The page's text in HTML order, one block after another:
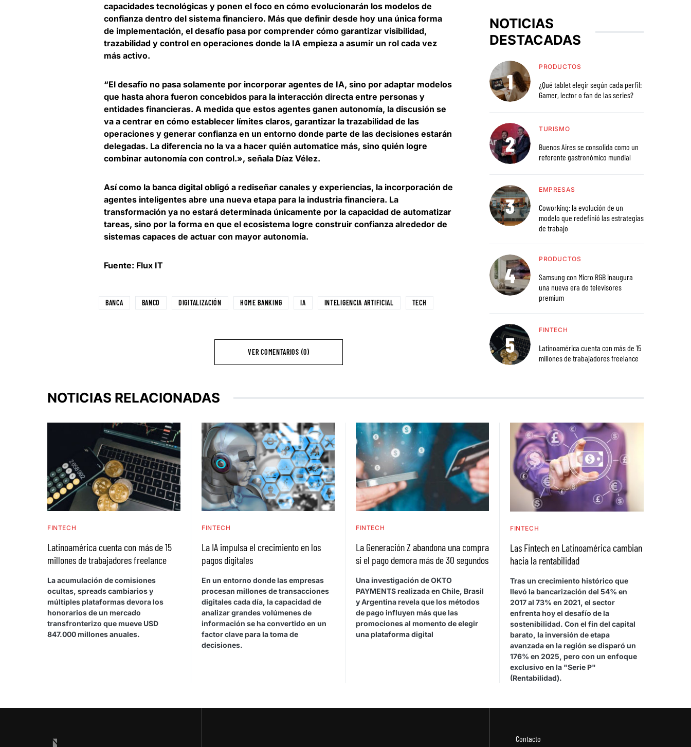
capacidades tecnológicas y ponen el foco en cómo evolucionarán los modelos de
confianza dentro del sistema financiero. Más que definir desde hoy una única forma
de implementación, el desafío pasa por comprender cómo garantizar visibilidad,
trazabilidad y control en operaciones donde la IA empieza a asumir un rol cada vez
más activo.
“El desafío no pasa solamente por incorporar agentes de IA, sino por adaptar modelos
que hasta ahora fueron concebidos para la interacción directa entre personas y
entidades financieras. A medida que estos agentes ganen autonomía, la discusión se
va a centrar en cómo establecer límites claros, garantizar la trazabilidad de las
operaciones y generar confianza en un entorno donde parte de las decisiones estarán
delegadas. La diferencia no la va a hacer quién automatice más, sino quién logre
combinar autonomía con control.», señala Díaz Vélez.
Así como la banca digital obligó a rediseñar canales y experiencias, la incorporación de
agentes inteligentes abre una nueva etapa para la industria financiera. La
transformación ya no estará determinada únicamente por la capacidad de automatizar
tareas, sino por la forma en que el ecosistema logre construir confianza alrededor de
sistemas capaces de actuar con mayor autonomía.
Fuente: Flux IT
BANCA BANCO DIGITALIZACIÓN HOME BANKING IA INTELIGENCIA ARTIFICIAL TECH
VER COMENTARIOS (0)
NOTICIAS
DESTACADAS
PRODUCTOS
¿Qué tablet elegir según cada perfil:
Gamer, lector o fan de las series?
TURISMO
Buenos Aires se consolida como un
referente gastronómico mundial
EMPRESAS
Coworking: la evolución de un
modelo que redefinió las estrategias
de trabajo
PRODUCTOS
Samsung con Micro RGB inaugura
una nueva era de televisores
premium
FINTECH
Latinoamérica cuenta con más de 15
millones de trabajadores freelance
NOTICIAS RELACIONADAS
FINTECH
Latinoamérica cuenta con más de 15
millones de trabajadores freelance
La acumulación de comisiones
ocultas, spreads cambiarios y
múltiples plataformas devora los
honorarios de un mercado
transfronterizo que mueve USD
847.000 millones anuales.
FINTECH
La IA impulsa el crecimiento en los
pagos digitales
En un entorno donde las empresas
procesan millones de transacciones
digitales cada día, la capacidad de
analizar grandes volúmenes de
información se ha convertido en un
factor clave para la toma de
decisiones.
FINTECH
La Generación Z abandona una compra
si el pago demora más de 30 segundos
Una investigación de OKTO
PAYMENTS realizada en Chile, Brasil
y Argentina revela que los métodos
de pago influyen más que las
promociones al momento de elegir
una plataforma digital
FINTECH
Las Fintech en Latinoamérica cambian
hacia la rentabilidad
Tras un crecimiento histórico que
llevó la bancarización del 54% en
2017 al 73% en 2021, el sector
enfrenta hoy el desafío de la
sostenibilidad. Con el fin del capital
barato, la inversión de etapa
avanzada en la región se disparó un
176% en 2025, pero con un enfoque
exclusivo en la "Serie P"
(Rentabilidad).
Contacto